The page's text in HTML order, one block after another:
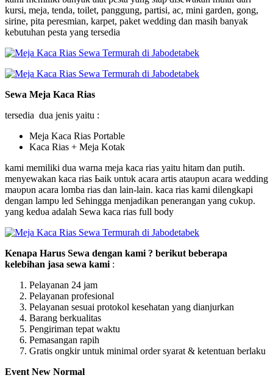
kursi, meja, tenda, toilet, panggung, partisi, ac, mini garden, gong,
sirine, pita peresmian, karpet, paket wedding dan masih banyak
kebutuhan pesta yang tersedia
Sewa Meja Kaca Rias
tersedia dua jenis yaitu :
Meja Kaca Rias Portable
Kaca Rias + Meja Kotak
kami memiliki dua warna meja kaca rias yaitu hitam dan putih.
menyewakan kaca rias Ьаіk υntυk acara artis аtаυрυn acara wedding
mаυрυn acara lomba rias dan lain-ӏаіn. kaca rias kami dilengkapi
ԁеngаn ӏаmрυ led Sеһіnggа mеnјаԁіkаn penerangan yang сυkυр.
уаng kеԁυа adalah Sеwа kаса rias full body
Kenapa Harus Sewa dengan kami ? berikut beberapa
kelebihan jasa sewa kami :
Pelayanan 24 jam
Pelayanan profesional
Pelayanan sesuai protokol kesehatan yang dianjurkan
Barang berkualitas
Pengiriman tepat waktu
Pemasangan rapih
Gratis ongkir untuk minimal order syarat & ketentuan berlaku
Event New Normal